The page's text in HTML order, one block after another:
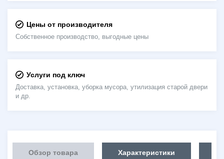
Цены от производителя
Собственное производство, выгодные цены
Услуги под ключ
Доставка, установка, уборка мусора, утилизация старой двери
и др.
Обзор товара Характеристики